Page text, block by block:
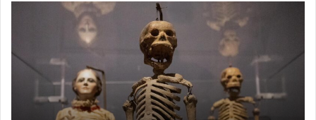
Minanbé,
virgen
norte